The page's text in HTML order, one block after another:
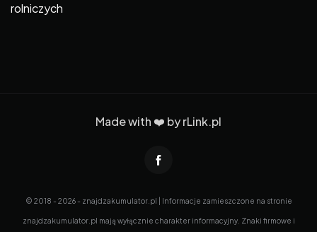
rolniczych
Made with ❤️ byrLink.pl
© 2018 - 2026 - znajdzakumulator.pl | Informacje zamieszczone na stronie
znajdzakumulator.pl mają wyłącznie charakter informacyjny. Znaki firmowe i